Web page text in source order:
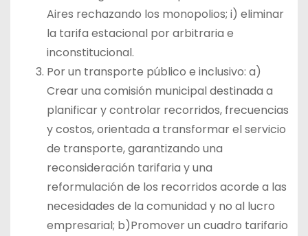
Aires rechazando los monopolios; i) eliminar
la tarifa estacional por arbitraria e
inconstitucional.
Por un transporte público e inclusivo: a)
Crear una comisión municipal destinada a
planificar y controlar recorridos, frecuencias
y costos, orientada a transformar el servicio
de transporte, garantizando una
reconsideración tarifaria y una
reformulación de los recorridos acorde a las
necesidades de la comunidad y no al lucro
empresarial; b)Promover un cuadro tarifario